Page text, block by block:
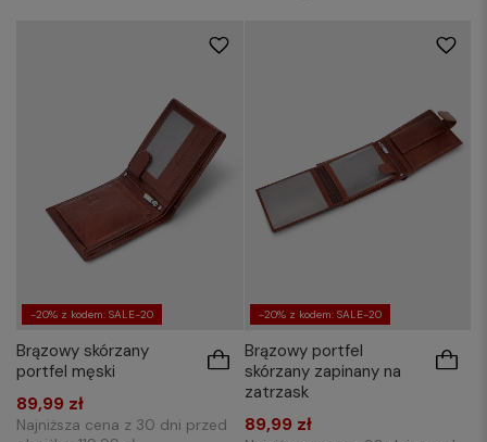
-20% z kodem: SALE-20
Brązowy skórzany
portfel męski
89,99 zł
Najniższa cena z 30 dni przed
-20% z kodem: SALE-20
Brązowy portfel
skórzany zapinany na
zatrzask
89,99 zł